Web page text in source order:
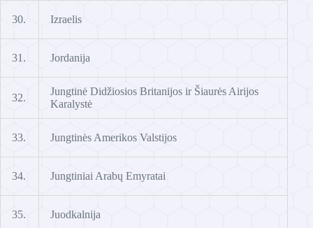
30. Izraelis
31. Jordanija
32.
Jungtinė Didžiosios Britanijos ir Šiaurės Airijos
Karalystė
33. Jungtinės Amerikos Valstijos
34. Jungtiniai Arabų Emyratai
35. Juodkalnija